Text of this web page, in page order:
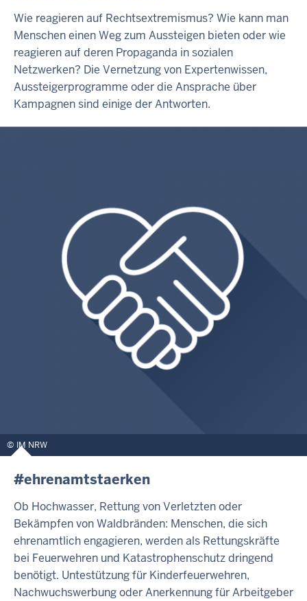
Wie reagieren auf Rechtsextremismus? Wie kann man
Menschen einen Weg zum Aussteigen bieten oder wie
reagieren auf deren Propaganda in sozialen
Netzwerken? Die Vernetzung von Expertenwissen,
Aussteigerprogramme oder die Ansprache über
Kampagnen sind einige der Antworten.
IM NRW
#ehrenamtstaerken
Ob Hochwasser, Rettung von Verletzten oder
Bekämpfen von Waldbränden: Menschen, die sich
ehrenamtlich engagieren, werden als Rettungskräfte
bei Feuerwehren und Katastrophenschutz dringend
benötigt. Untestützung für Kinderfeuerwehren,
Nachwuchswerbung oder Anerkennung für Arbeitgeber